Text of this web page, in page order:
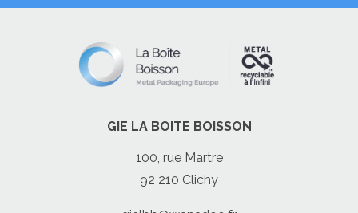
GIE LA BOITE BOISSON
100, rue Martre
92 210 Clichy